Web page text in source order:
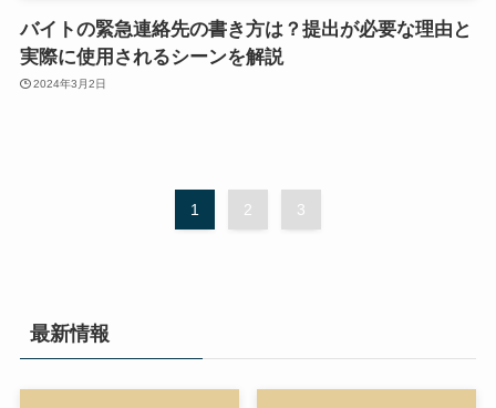
バイトの緊急連絡先の書き方は？提出が必要な理由と
実際に使用されるシーンを解説
2024年3月2日
1 2 3
最新情報